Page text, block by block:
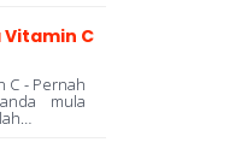
Vitamin C
C - Pernah
mula